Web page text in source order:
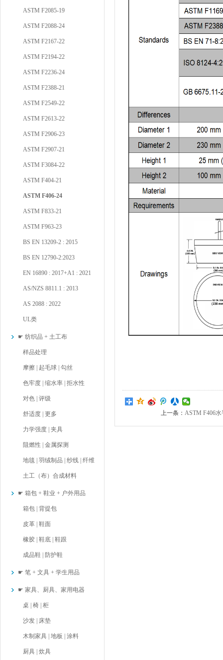
ASTM F2085-19
ASTM F2088-24
ASTM F2167-22
ASTM F2194-22
ASTM F2236-24
ASTM F2388-21
ASTM F2549-22
ASTM F2613-22
ASTM F2906-23
ASTM F2907-21
ASTM F3084-22
ASTM F404-21
ASTM F406-24
ASTM F833-21
ASTM F963-23
BS EN 13209-2 : 2015
BS EN 12790-2:2023
EN 16890 : 2017+A1 : 2021
AS/NZS 8811.1 : 2013
AS 2088 : 2022
UL类
☛ 纺织品 + 土工布
样品处理
摩擦 | 起毛球 | 勾丝
色牢度 | 缩水率 | 拒水性
对色 | 评级
舒适度 | 更多
力学强度 | 夹具
阻燃性 | 金属探测
地毯 | 羽绒制品 | 纱线 | 纤维
土工（布）合成材料
☛ 箱包 + 鞋业 + 户外用品
箱包 | 背提包
皮革 | 鞋面
橡胶 | 鞋底 | 鞋跟
成品鞋 | 防护鞋
☛ 笔 + 文具 + 学生用品
☛ 家具、厨具、家用电器
桌 | 椅 | 柜
沙发 | 床垫
木制家具 | 地板 | 涂料
厨具 | 炊具
上一条：ASTM F406水